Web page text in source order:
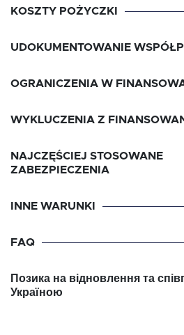
KOSZTY POŻYCZKI
UDOKUMENTOWANIE
OGRANICZENIA W
WYKLUCZENIA Z
NAJCZĘŚCIEJ STOSOWANE
ZABEZPIECZENIA
INNE WARUNKI
FAQ
Позика на відновлення та
Україною